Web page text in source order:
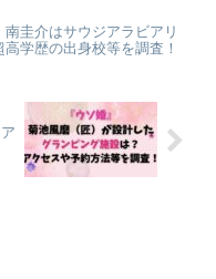
南圭介はサウジアラビアリ
学歴の出身校等を調査！